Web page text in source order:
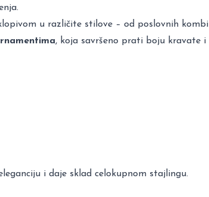
u različite stilove – od poslovnih
, koja savršeno prati boju kravate
i daje sklad celokupnom stajlingu.